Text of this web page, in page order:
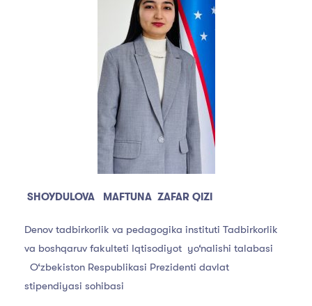
SHOYDULOVA MAFTUNA ZAFAR QIZI
Denov tadbirkorlik va pedagogika instituti Tadbirkorlik
va boshqaruv fakulteti Iqtisodiyot yo‘nalishi talabasi
O‘zbekiston Respublikasi Prezidenti davlat
stipendiyasi sohibasi